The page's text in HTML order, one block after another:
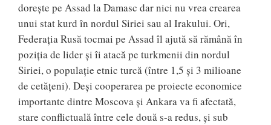
dorește pe Assad la Damasc dar nici nu vrea crearea
unui stat kurd în nordul Siriei sau al Irakului. Ori,
Federația Rusă tocmai pe Assad îl ajută să rămână în
poziția de lider și îi atacă pe turkmenii din nordul
Siriei, o populație etnic turcă (între 1,5 și 3 milioane
de cetățeni). Deși cooperarea pe proiecte economice
importante dintre Moscova și Ankara va fi afectată,
stare conflictuală între cele două s-a redus, și sub